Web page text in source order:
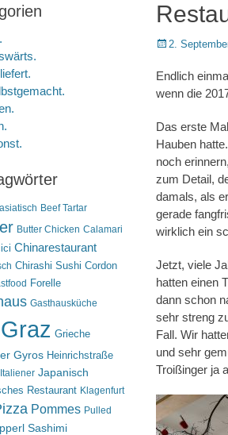
Posted
2.
Endlich
wenn die
Das erste
Hauben
noch
zum Detail,
damals, als
gerade
wirklich ein
Jetzt, viele
hatten einen
dann schon
sehr streng
Fall. Wir
und sehr
Troißinger ja
asiatisch Beef Tartar
Butter Chicken Calamari
Chinarestaurant
Chirashi Sushi Cordon
Forelle
Gasthausküche
Graz Grieche
Gyros Heinrichstraße
Italiener Japanisch
Restaurant Klagenfurt
Pommes Pulled
Sashimi